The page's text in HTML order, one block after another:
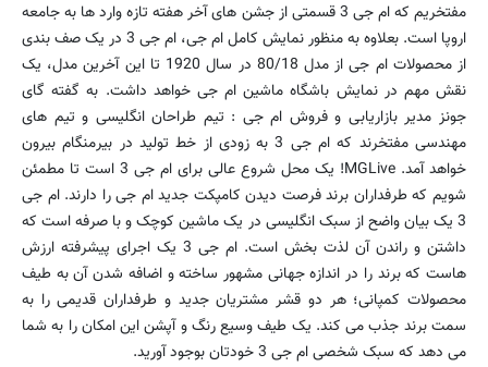
مفتخریم که ام جی 3 قسمتی از جشن های آخر هفته تازه وارد ها به جامعه
اروپا است. بعلاوه به منظور نمایش کامل ام جی، ام جی 3 در یک صف بندی
از محصولات ام جی از مدل 80/18 در سال 1920 تا این آخرین مدل، یک
نقش مهم در نمایش باشگاه ماشین ام جی خواهد داشت. به گفته گای
جونز مدیر بازاریابی و فروش ام جی : تیم طراحان انگلیسی و تیم های
مهندسی مفتخرند که ام جی 3 به زودی از خط تولید در بیرمنگام بیرون
خواهد آمد. MGLive! یک محل شروع عالی برای ام جی 3 است تا مطمئن
شویم که طرفداران برند فرصت دیدن کامپکت جدید ام جی را دارند. ام جی
3 یک بیان واضح از سبک انگلیسی در یک ماشین کوچک و با صرفه است که
داشتن و راندن آن لذت بخش است. ام جی 3 یک اجرای پیشرفته ارزش
هاست که برند را در اندازه جهانی مشهور ساخته و اضافه شدن آن به طیف
محصولات کمپانی؛ هر دو قشر مشتریان جدید و طرفداران قدیمی را به
سمت برند جذب می کند. یک طیف وسیع رنگ و آپشن این امکان را به شما
می دهد که سبک شخصی ام جی 3 خودتان بوجود آورید.